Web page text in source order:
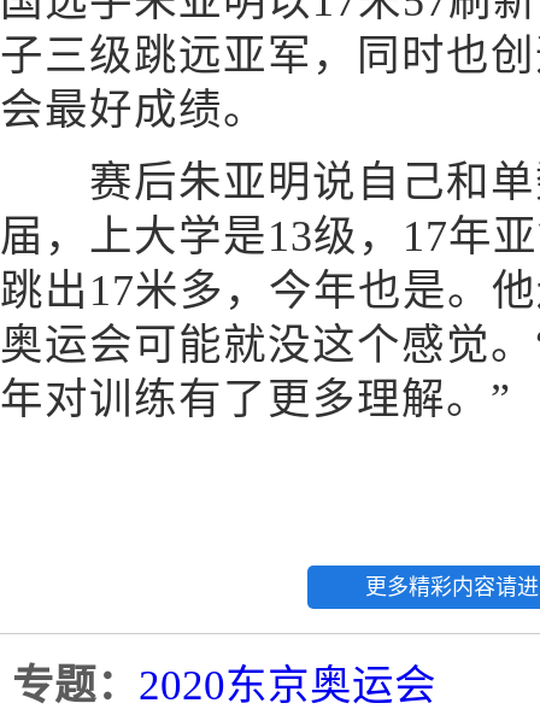
子三级跳远亚军，同时也
会最好成绩。
赛后朱亚明说自己和单
届，上大学是13级，17年
跳出17米多，今年也是。
奥运会可能就没这个感觉
年对训练有了更多理解。”
更多精彩内容请
专题： 2020东京奥运会